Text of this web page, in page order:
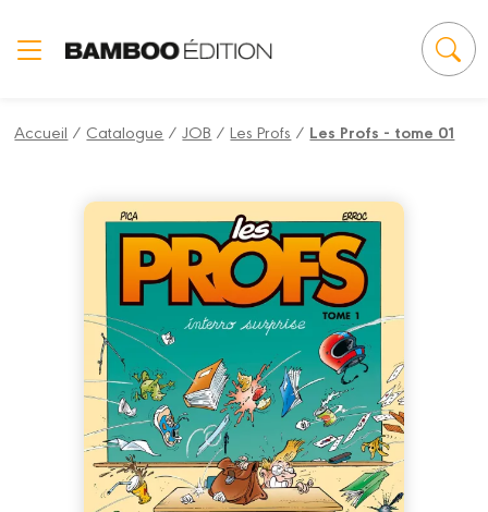
Accueil / Catalogue /JOB /Les Profs / Les Profs - tome 01